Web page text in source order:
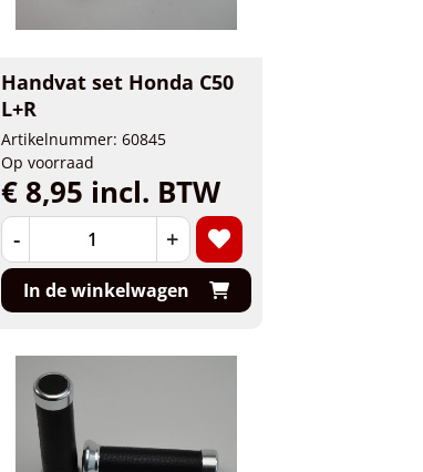
Handvat set Honda C50
L+R
Artikelnummer: 60845
Op voorraad
€ 8,95 incl. BTW
- +
In de winkelwagen